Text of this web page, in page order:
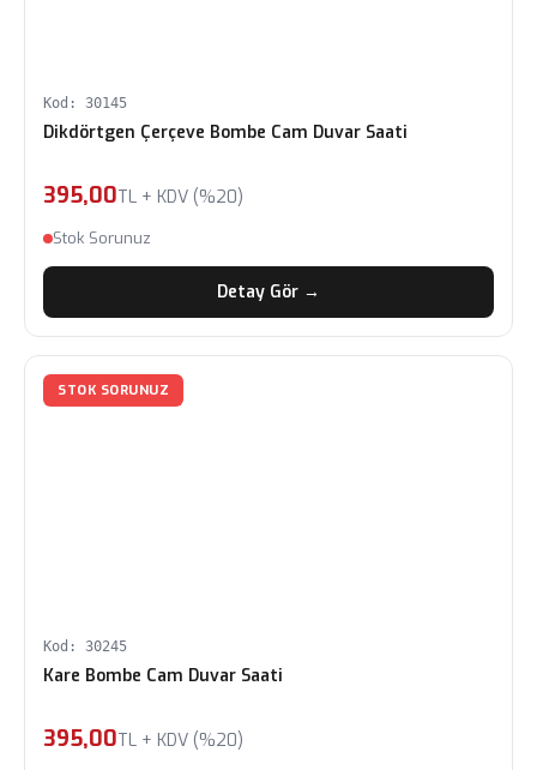
Kod: 30145
Dikdörtgen Çerçeve Bombe Cam Duvar Saati
395,00TL + KDV (%20)
Stok Sorunuz
Detay Gör →
STOK SORUNUZ
Kod: 30245
Kare Bombe Cam Duvar Saati
395,00TL + KDV (%20)